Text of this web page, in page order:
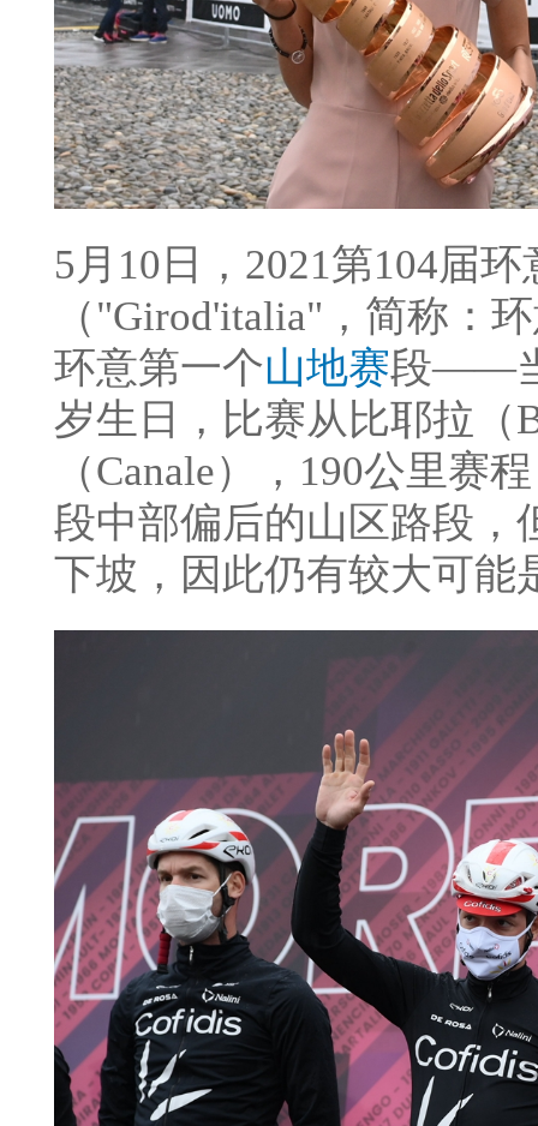
5月10日，2021第104届
（"Girod'italia"，简称：
环意第一个山地赛段——
岁生日，比赛从比耶拉（
（Canale），190公里赛
段中部偏后的山区路段，
下坡，因此仍有较大可能